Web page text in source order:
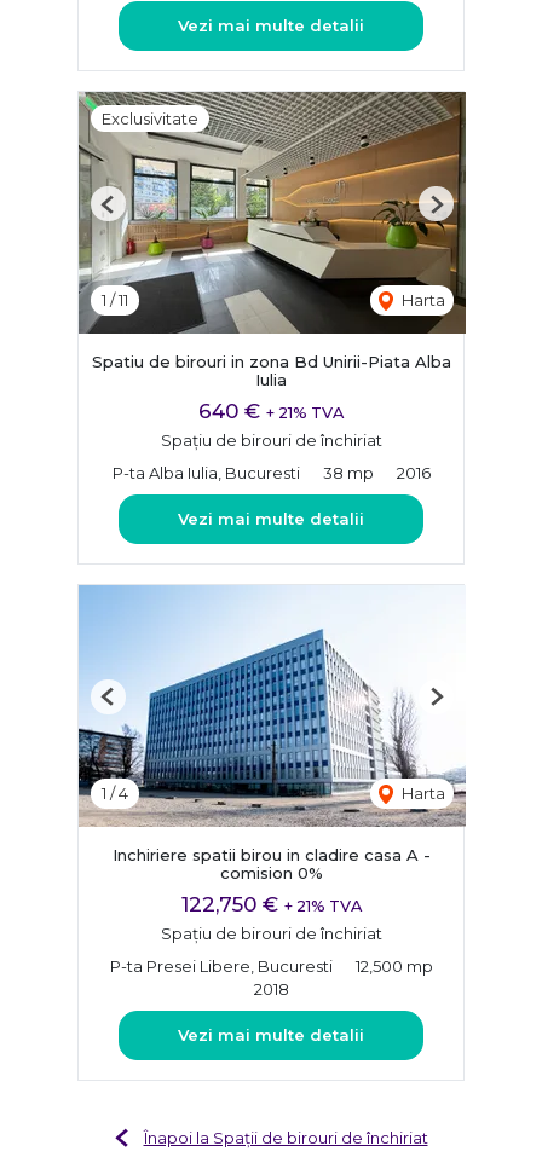
Vezi mai multe detalii
Exclusivitate
1 /11 Harta
Previous Next
Spatiu de birouri in zona Bd Unirii-Piata Alba
Iulia
640 € + 21% TVA
Spațiu de birouri de închiriat
P-ta Alba Iulia, Bucuresti
38 mp 2016
Vezi mai multe detalii
1 /4 Harta
Previous Next
Inchiriere spatii birou in cladire casa A -
comision 0%
122,750 € + 21% TVA
Spațiu de birouri de închiriat
P-ta Presei Libere, Bucuresti
12,500 mp
2018
Vezi mai multe detalii
Înapoi la Spații de birouri de închiriat